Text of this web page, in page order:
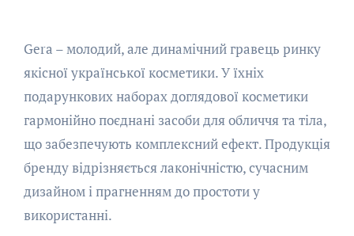
Gera – молодий, але динамічний гравець ринку
якісної української косметики. У їхніх
подарункових наборах доглядової косметики
гармонійно поєднані засоби для обличчя та тіла,
що забезпечують комплексний ефект. Продукція
бренду відрізняється лаконічністю, сучасним
дизайном і прагненням до простоти у
використанні.